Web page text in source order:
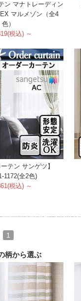
ン マナトレーディン
マルメゾン（全4
色）
税込) ～
テン サンゲツ】
1172(全2色)
税込) ～
1
柄から選ぶ